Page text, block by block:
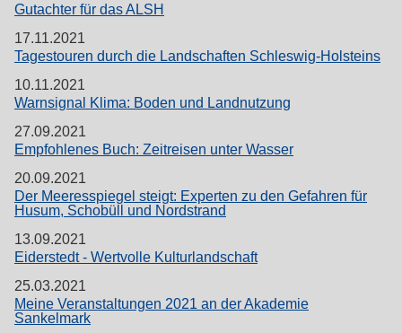
Gutachter für das ALSH
17.11.2021
Tagestouren durch die Landschaften Schleswig-Holsteins
10.11.2021
Warnsignal Klima: Boden und Landnutzung
27.09.2021
Empfohlenes Buch: Zeitreisen unter Wasser
20.09.2021
Der Meeresspiegel steigt: Experten zu den Gefahren für
Husum, Schobüll und Nordstrand
13.09.2021
Eiderstedt - Wertvolle Kulturlandschaft
25.03.2021
Meine Veranstaltungen 2021 an der Akademie
Sankelmark